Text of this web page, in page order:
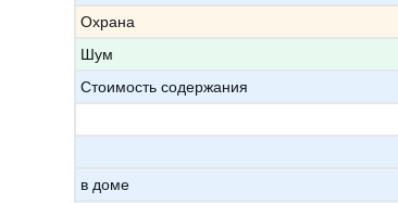
Охрана
Шум
Стоимость содержания
в доме